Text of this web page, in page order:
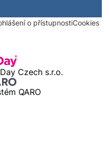
o přístupnostiCookies
Czech s.r.o.
QARO